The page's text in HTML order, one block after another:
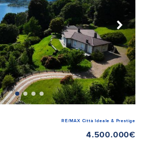
RE/MAX Città Ideale & Prestige
4.500.000€